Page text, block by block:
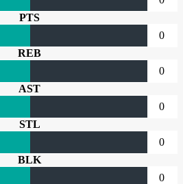
PTS
0
REB
0
AST
0
STL
0
BLK
0